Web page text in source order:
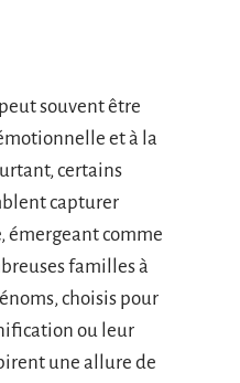
souvent être
et à la
certains
capturer
émergeant comme
familles à
choisis pour
ou leur
une allure de